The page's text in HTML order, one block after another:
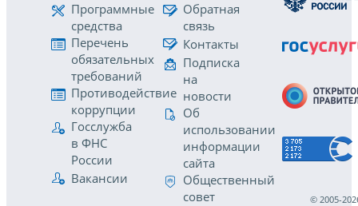
Программные
средства
Перечень
обязательных
требований
Противодействие
коррупции
Госслужба
в ФНС
России
Вакансии
Обратная
связь
Контакты
Подписка
на
новости
Об
использовании
информации
сайта
Общественный
совет
© 2005-